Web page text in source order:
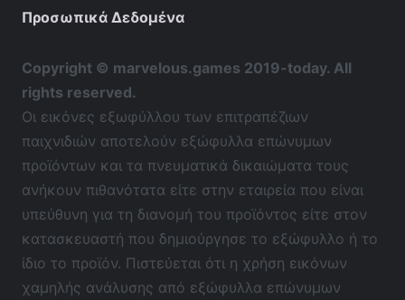
Προσωπικά Δεδομένα
Copyright © marvelous.games 2019-today. All
rights reserved.
Οι εικόνες εξωφύλλου των επιτραπέζιων
παιχνιδιών αποτελούν εξώφυλλα επώνυμων
προϊόντων και τα πνευματικά δικαιώματα τους
ανήκουν πιθανότατα είτε στην εταιρεία που είναι
υπεύθυνη για τη διανομή του προϊόντος είτε στον
κατασκευαστή που δημιούργησε το εξώφυλλο ή το
ίδιο το προϊόν. Πιστεύεται ότι η χρήση εικόνων
χαμηλής ανάλυσης από εξώφυλλα επώνυμων